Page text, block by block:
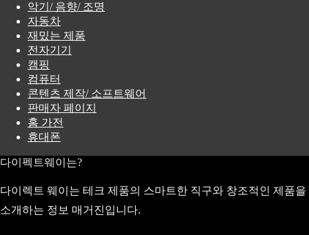
악기/ 음향/ 조명
자동차
재밌는 제품
전자기기
캠핑
컴퓨터
콘텐츠 제작/ 소프트웨어
판매자 페이지
홈 가전
휴대폰
다이펙트웨이는?
다이렉트 웨이는 테크 제품의 스마트한 직구와 창조적인 제품을
소개하는 정보 매거진입니다.